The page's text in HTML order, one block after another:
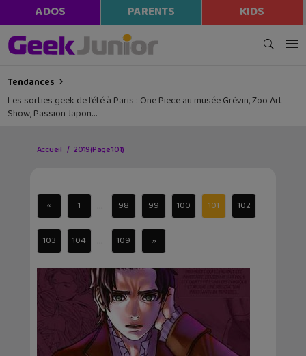
ADOS PARENTS KIDS
Tendances
Les sorties geek de l’été à Paris : One Piece au musée Grévin, Zoo Art
Show, Passion Japon…
Accueil 2019(Page 101)
« 1 ... 98 99 100 101 102
103 104 ... 109 »